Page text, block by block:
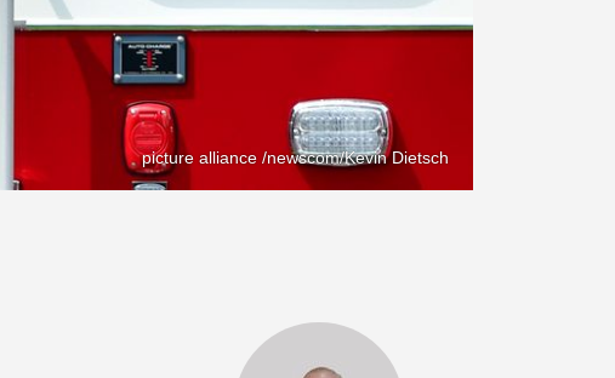
picture alliance /newscom/Kevin Dietsch